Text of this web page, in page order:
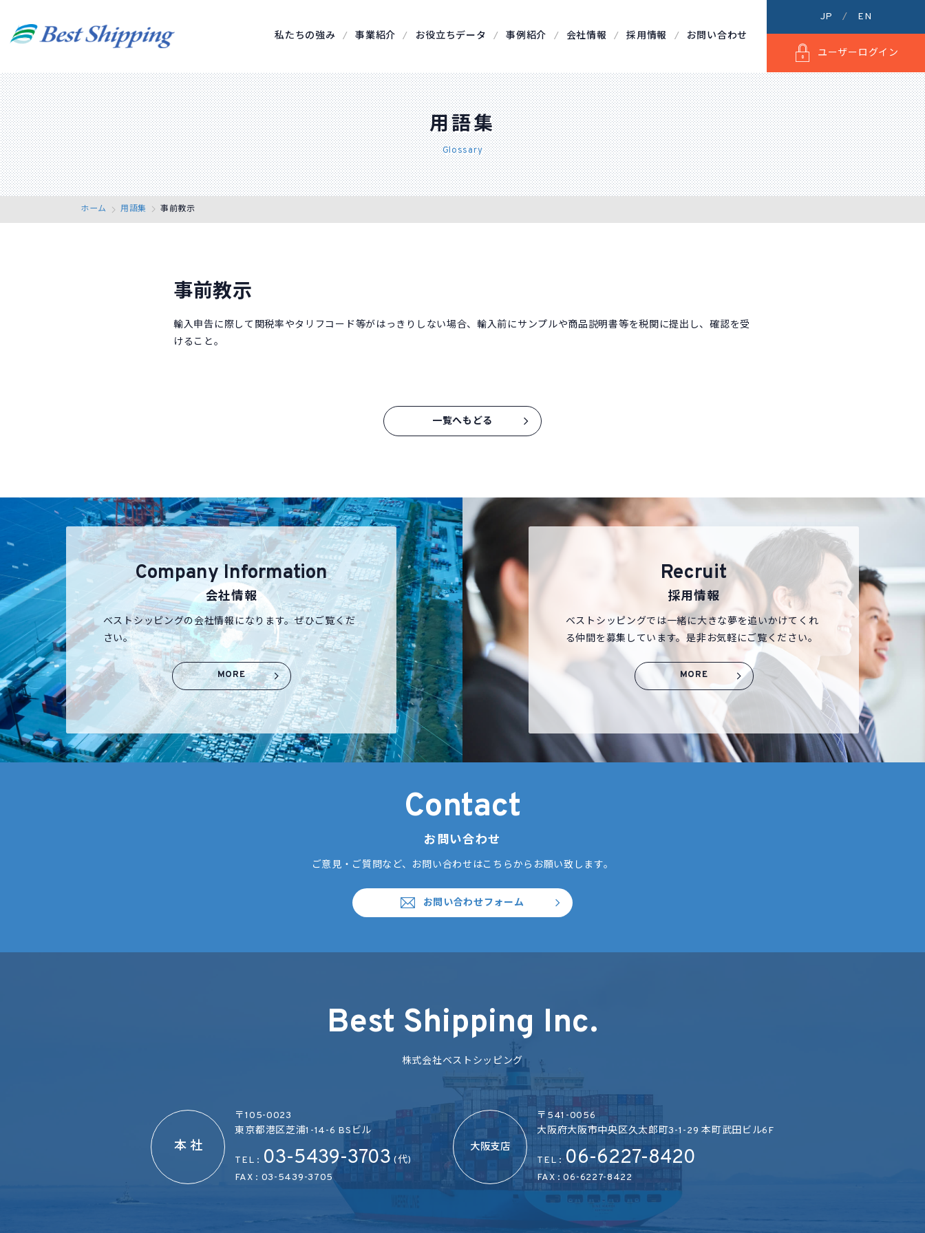
私たちの強み 事業紹介 お役立ちデータ 事例紹介 会社情報 採用情報 お問い合わせ
JP EN
ユーザーログイン
用語集
Glossary
ホーム 用語集 事前教示
事前教示
輸入申告に際して関税率やタリフコード等がはっきりしない場合、輸入前にサンプルや商品説明書等を税関に提出し、確認を受
けること。
一覧へもどる
Company Information
会社情報
ベストシッピングの会社情報になります。ぜひご覧くだ
さい。
MORE
Recruit
採用情報
ベストシッピングでは一緒に大きな夢を追いかけてくれ
る仲間を募集しています。是非お気軽にご覧ください。
MORE
Contact
お問い合わせ
ご意見・ご質問など、お問い合わせはこちらからお願い致します。
お問い合わせフォーム
Best Shipping Inc.
株式会社ベストシッピング
本 社
〒105-0023
東京都港区芝浦1-14-6 BSビル
TEL : 03-5439-3703 (代)
FAX : 03-5439-3705
大阪支店
〒541-0056
大阪府大阪市中央区久太郎町3-1-29本町武田ビル6F
TEL : 06-6227-8420
FAX : 06-6227-8422